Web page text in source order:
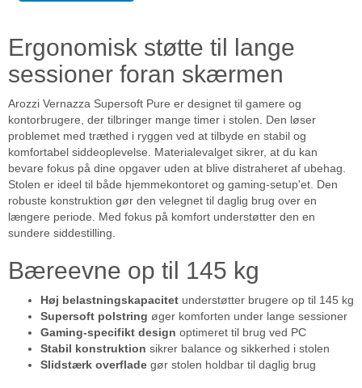
Ergonomisk støtte til lange
sessioner foran skærmen
Arozzi Vernazza Supersoft Pure er designet til gamere og
kontorbrugere, der tilbringer mange timer i stolen. Den løser
problemet med træthed i ryggen ved at tilbyde en stabil og
komfortabel siddeoplevelse. Materialevalget sikrer, at du kan
bevare fokus på dine opgaver uden at blive distraheret af ubehag.
Stolen er ideel til både hjemmekontoret og gaming-setup'et. Den
robuste konstruktion gør den velegnet til daglig brug over en
længere periode. Med fokus på komfort understøtter den en
sundere siddestilling.
Bæreevne op til 145 kg
Høj belastningskapacitet understøtter brugere op til 145 kg
Supersoft polstring øger komforten under lange sessioner
Gaming-specifikt design optimeret til brug ved PC
Stabil konstruktion sikrer balance og sikkerhed i stolen
Slidstærk overflade gør stolen holdbar til daglig brug